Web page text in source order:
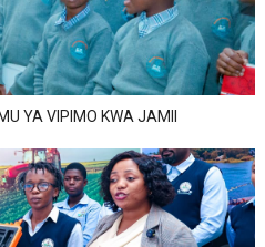
YA VIPIMO KWA JAMII